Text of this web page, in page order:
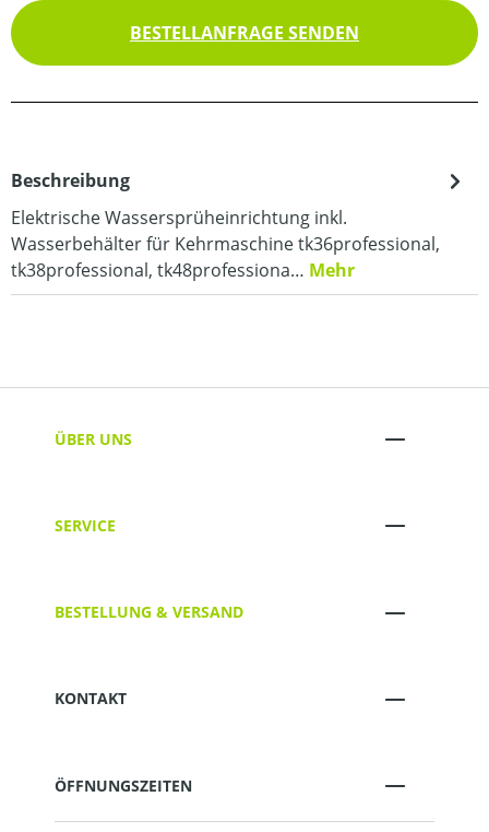
BESTELLANFRAGE SENDEN
Beschreibung
Elektrische Wassersprüheinrichtung inkl.
Wasserbehälter für Kehrmaschine tk36professional,
tk38professional, tk48professiona… Mehr
ÜBER UNS
SERVICE
BESTELLUNG & VERSAND
KONTAKT
ÖFFNUNGSZEITEN